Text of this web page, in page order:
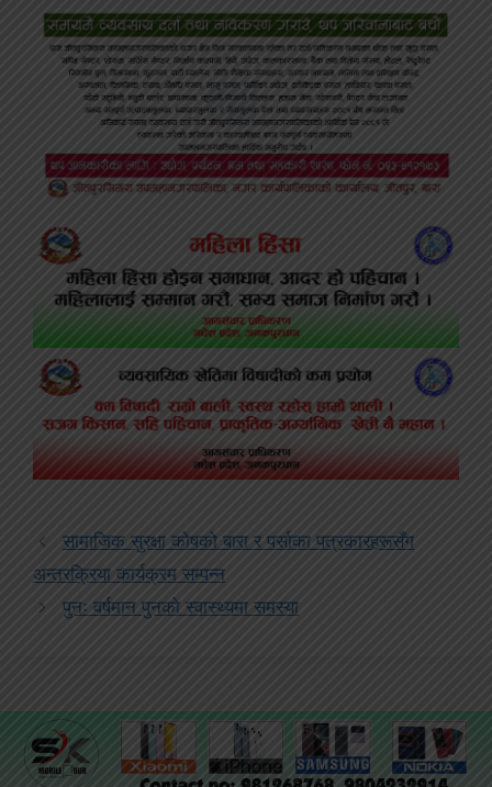
सामाजिक सुरक्षा कोषको बारा र पर्साका पत्रकारहरूसँग
अन्तरक्रिया कार्यक्रम सम्पन्न
पुनः वर्षमान पुनको स्वास्थ्यमा समस्या